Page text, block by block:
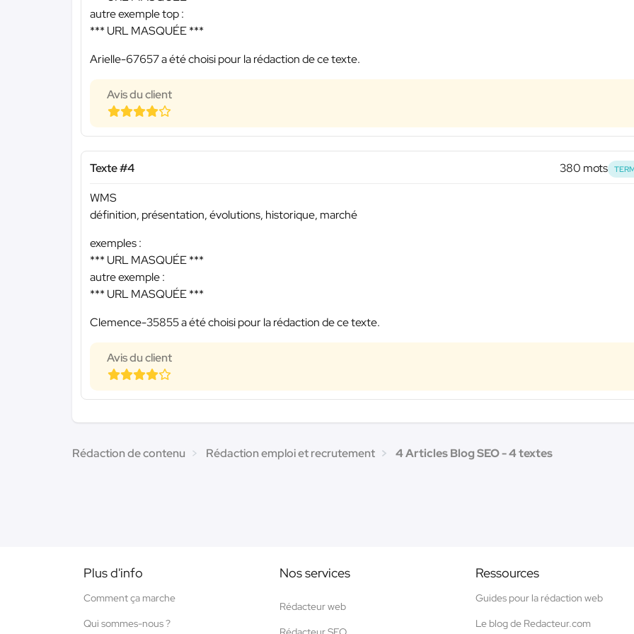
autre exemple top :
*** URL MASQUÉE ***
Arielle-67657 a été choisi pour la rédaction de ce texte.
Avis du client
Texte #4 380 mots
WMS
définition, présentation, évolutions, historique, marché
exemples :
*** URL MASQUÉE ***
autre exemple :
*** URL MASQUÉE ***
Clemence-35855 a été choisi pour la rédaction de ce texte.
Avis du client
Rédaction de contenu Rédaction emploi et recrutement 4 Articles Blog SEO - 4 textes
Plus d'info
Comment ça marche
Qui sommes-nous ?
Nos services
Rédacteur web
Ressources
Guides pour la rédaction web
Le blog de Redacteur.com